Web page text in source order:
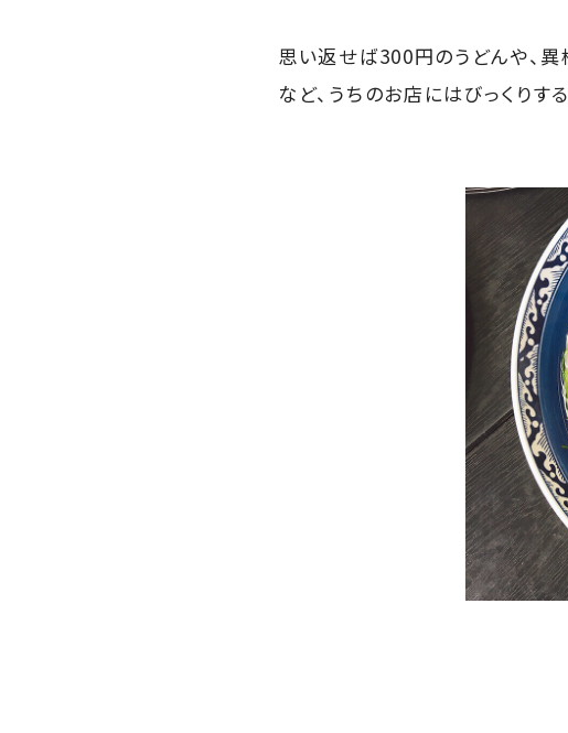
思い返せば300円のうどんや、
など、うちのお店にはびっくりす